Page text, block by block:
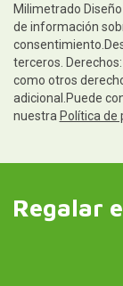
Milimetrado
de información
terceros.
como otros
adicional.Puede
nuestra Política de
Regalar